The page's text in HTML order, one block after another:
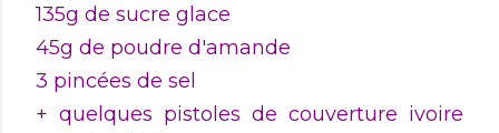
135g de sucre glace
45g de poudre d'amande
3 pincées de sel
+ quelques pistoles de couverture ivoire